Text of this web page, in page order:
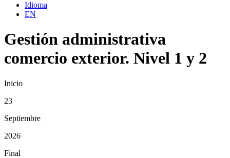
Idioma
EN
Gestión administrativa
comercio exterior. Nivel 1 y 2
Inicio
23
Septiembre
2026
Final